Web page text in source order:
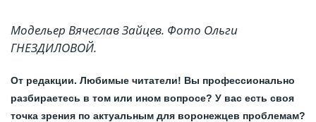
Модельер Вячеслав Зайцев. Фото Ольги
ГНЕЗДИЛОВОЙ.
От редакции. Любимые читатели! Вы профессионально
разбираетесь в том или ином вопросе? У вас есть своя
точка зрения по актуальным для воронежцев проблемам?